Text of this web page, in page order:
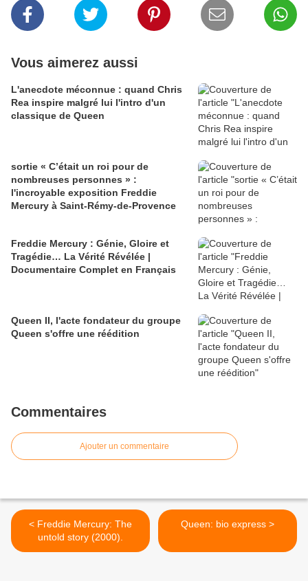
Vous aimerez aussi
L'anecdote méconnue : quand Chris
Rea inspire malgré lui l'intro d'un
classique de Queen
sortie « C’était un roi pour de
nombreuses personnes » :
l'incroyable exposition Freddie
Mercury à Saint-Rémy-de-Provence
Freddie Mercury : Génie, Gloire et
Tragédie… La Vérité Révélée |
Documentaire Complet en Français
Queen II, l'acte fondateur du groupe
Queen s'offre une réédition
Commentaires
Ajouter un commentaire
< Freddie Mercury: The
untold story (2000).
Queen: bio express >